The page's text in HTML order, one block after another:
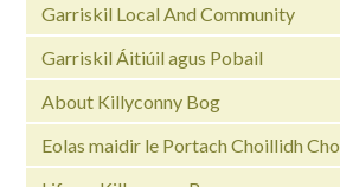
Garriskil Local And Community
Garriskil Áitiúil agus Pobail
About Killyconny Bog
Eolas maidir le Portach Choillidh